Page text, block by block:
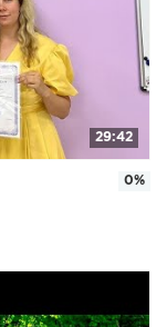
29:42
0%